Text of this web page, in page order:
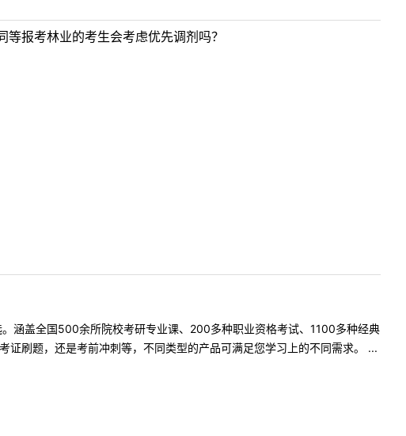
报考林业的考生会考虑优先调剂吗？
涵盖全国500余所院校考研专业课、200多种职业资格考试、1100多种经典
刷题，还是考前冲刺等，不同类型的产品可满足您学习上的不同需求。 ...